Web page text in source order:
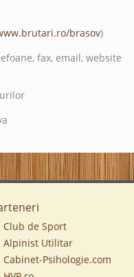
brasov)
fax, email, website
Club de Sport
Alpinist Utilitar
Cabinet-Psihologie.com